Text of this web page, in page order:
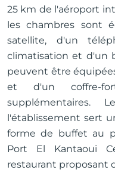
25 km de l'aéroport
les chambres sont
satellite, d'un
climatisation et d'un
peuvent être
et d'un coffre-
supplémentaires.
l'établissement sert
forme de buffet au
Port El Kantaoui
restaurant proposant